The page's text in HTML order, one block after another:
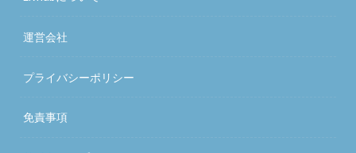
運営会社
プライバシーポリシー
免責事項